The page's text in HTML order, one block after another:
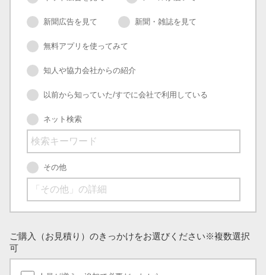
新聞広告を見て 新聞・雑誌を見て
無料アプリを使ってみて
知人や協力会社からの紹介
以前から知っていた/すでに会社で利用している
ネット検索
その他
ご購入（お見積り）のきっかけをお選びください※複数選択
可